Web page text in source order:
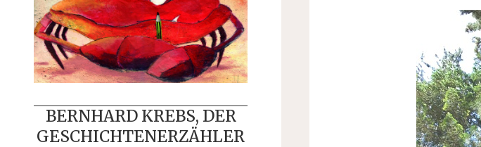
BERNHARD KREBS, DER
GESCHICHTENERZÄHLER